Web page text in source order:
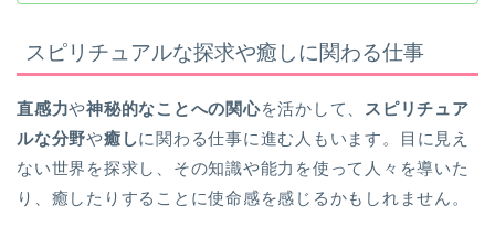
スピリチュアルな探求や癒しに関わる仕事
直感力や神秘的なことへの関心を活かして、
スピリチュア
ルな分野や癒しに関わる仕事に進む人もいます。目に見え
ない世界を探求し、その知識や能力を使って人々を導いた
り、癒したりすることに使命感を感じるかもしれません。